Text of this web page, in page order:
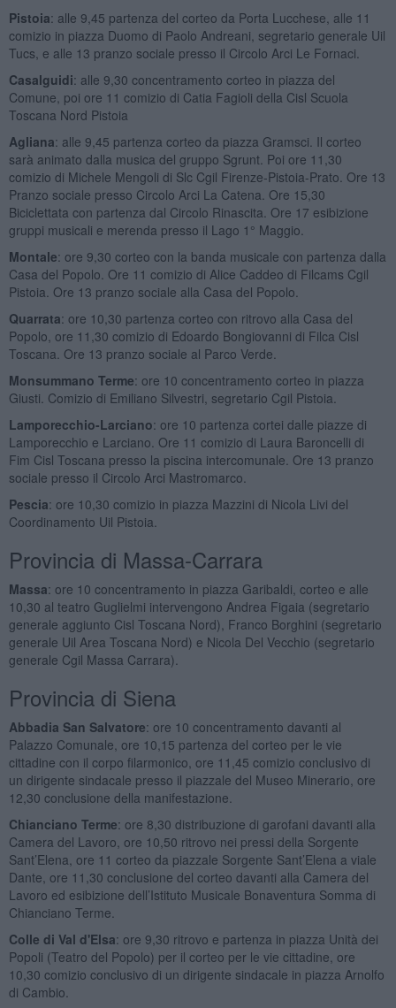
Pistoia: alle 9,45 partenza del corteo da Porta Lucchese, alle 11
comizio in piazza Duomo di Paolo Andreani, segretario generale Uil
Tucs, e alle 13 pranzo sociale presso il Circolo Arci Le Fornaci.
Casalguidi: alle 9,30 concentramento corteo in piazza del
Comune, poi ore 11 comizio di Catia Fagioli della Cisl Scuola
Toscana Nord Pistoia
Agliana: alle 9,45 partenza corteo da piazza Gramsci. Il corteo
sarà animato dalla musica del gruppo Sgrunt. Poi ore 11,30
comizio di Michele Mengoli di Slc Cgil Firenze-Pistoia-Prato. Ore 13
Pranzo sociale presso Circolo Arci La Catena. Ore 15,30
Biciclettata con partenza dal Circolo Rinascita. Ore 17 esibizione
gruppi musicali e merenda presso il Lago 1° Maggio.
Montale: ore 9,30 corteo con la banda musicale con partenza dalla
Casa del Popolo. Ore 11 comizio di Alice Caddeo di Filcams Cgil
Pistoia. Ore 13 pranzo sociale alla Casa del Popolo.
Quarrata: ore 10,30 partenza corteo con ritrovo alla Casa del
Popolo, ore 11,30 comizio di Edoardo Bongiovanni di Filca Cisl
Toscana. Ore 13 pranzo sociale al Parco Verde.
Monsummano Terme: ore 10 concentramento corteo in piazza
Giusti. Comizio di Emiliano Silvestri, segretario Cgil Pistoia.
Lamporecchio-Larciano: ore 10 partenza cortei dalle piazze di
Lamporecchio e Larciano. Ore 11 comizio di Laura Baroncelli di
Fim Cisl Toscana presso la piscina intercomunale. Ore 13 pranzo
sociale presso il Circolo Arci Mastromarco.
Pescia: ore 10,30 comizio in piazza Mazzini di Nicola Livi del
Coordinamento Uil Pistoia.
Provincia di Massa-Carrara
Massa: ore 10 concentramento in piazza Garibaldi, corteo e alle
10,30 al teatro Guglielmi intervengono Andrea Figaia (segretario
generale aggiunto Cisl Toscana Nord), Franco Borghini (segretario
generale Uil Area Toscana Nord) e Nicola Del Vecchio (segretario
generale Cgil Massa Carrara).
Provincia di Siena
Abbadia San Salvatore: ore 10 concentramento davanti al
Palazzo Comunale, ore 10,15 partenza del corteo per le vie
cittadine con il corpo filarmonico, ore 11,45 comizio conclusivo di
un dirigente sindacale presso il piazzale del Museo Minerario, ore
12,30 conclusione della manifestazione.
Chianciano Terme: ore 8,30 distribuzione di garofani davanti alla
Camera del Lavoro, ore 10,50 ritrovo nei pressi della Sorgente
Sant’Elena, ore 11 corteo da piazzale Sorgente Sant’Elena a viale
Dante, ore 11,30 conclusione del corteo davanti alla Camera del
Lavoro ed esibizione dell’Istituto Musicale Bonaventura Somma di
Chianciano Terme.
Colle di Val d'Elsa: ore 9,30 ritrovo e partenza in piazza Unità dei
Popoli (Teatro del Popolo) per il corteo per le vie cittadine, ore
10,30 comizio conclusivo di un dirigente sindacale in piazza Arnolfo
di Cambio.